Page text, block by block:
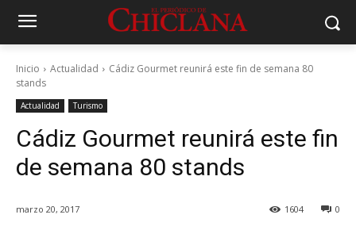
Inicio Actualidad
Cádiz Gourmet reunirá este fin de semana 80
stands
Actualidad Turismo
Cádiz Gourmet reunirá este fin
de semana 80 stands
marzo 20, 2017 0
1604